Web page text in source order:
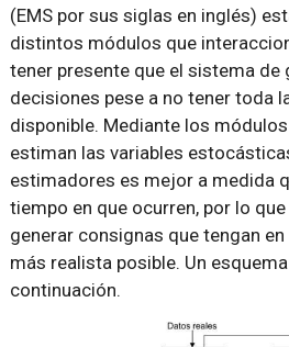
(EMS por sus siglas en inglés)
distintos módulos que
tener presente que el sistema
decisiones pese a no tener toda
disponible. Mediante los
estiman las variables
estimadores es mejor a medida
tiempo en que ocurren, por lo
generar consignas que tengan
más realista posible. Un
continuación.